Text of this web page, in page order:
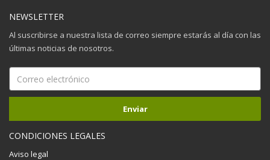
NEWSLETTER
Al suscribirse a nuestra lista de correo siempre estarás al día con las
últimas noticias de nosotros.
CONDICIONES LEGALES
Aviso legal